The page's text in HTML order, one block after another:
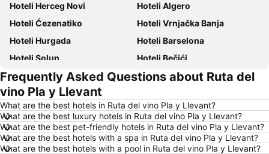
Hoteli Herceg Novi
Hoteli Algero
Hoteli Ćezenatiko
Hoteli Vrnjačka Banja
Hoteli Hurgada
Hoteli Barselona
Hoteli Solun
Hoteli Bečići
Hoteli Hanija
Hoteli Tivat
Hoteli Nica
Hoteli Rim
Hoteli Nei Pori
Hoteli Pefkohori
Hoteli Rimini
Hoteli Milano
Hoteli Hrvatsko primorje
Frequently Asked Questions about Ruta del
vino Pla y Llevant
What are the best hotels in Ruta del vino Pla y Llevant?
What are the best luxury hotels in Ruta del vino Pla y Llevant?
What are the best pet-friendly hotels in Ruta del vino Pla y Llevant?
What are the best hotels with a spa in Ruta del vino Pla y Llevant?
What are the best hotels with a pool in Ruta del vino Pla y Llevant?